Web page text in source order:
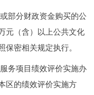
分财政资金购买的公
元（含）以上公共文化
保密相关规定执行。
项目绩效评价实施办
区的绩效评价实施方